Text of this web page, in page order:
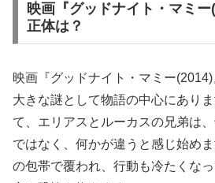
映画『グッドナイト・マミ
正体は？
映画『グッドナイト・マミー
大きな謎として物語の中心にあり
て、エリアスとルーカスの兄弟は
ではなく、何かが違うと感じ始め
の包帯で覆われ、行動も冷たくな